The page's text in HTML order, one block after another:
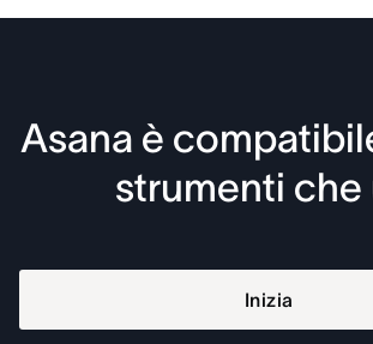
Asana è
strumenti che
Inizia